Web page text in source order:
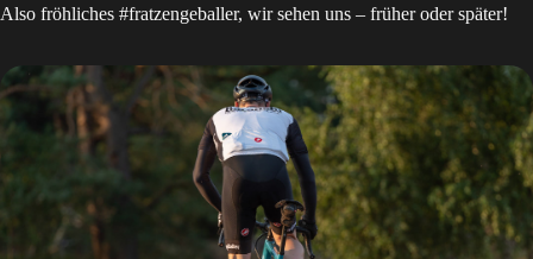
Also fröhliches #fratzengeballer, wir sehen uns – früher oder später!